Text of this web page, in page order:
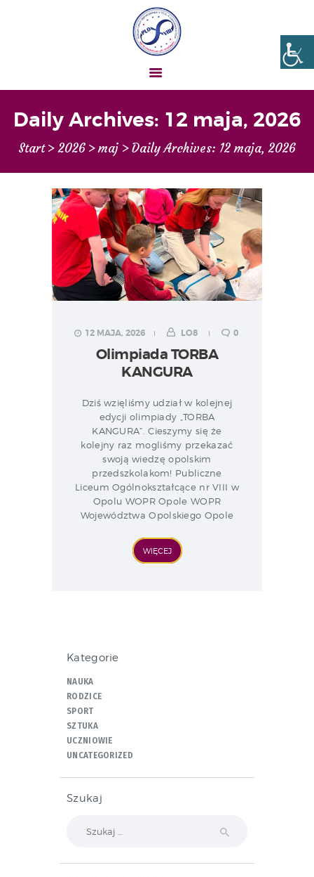
Daily Archives: 12 maja, 2026
Start 2026 maj Daily Archives: 12 maja, 2026
Liceum nr VIII Opole
AKTUALNOŚCI
OGŁOSZENIA
UCZEŃ – RODZIC
O NAS
MATURA
REKRUTACJA
PROJEKTY
GALERIA ZDJĘĆ
12 MAJA, 2026 LO8 0
Olimpiada TORBA
KANGURA
Dziś wzięliśmy udział w kolejnej
edycji olimpiady „TORBA
KANGURA”. Cieszymy się że
kolejny raz mogliśmy przekazać
swoją wiedzę opolskim
przedszkolakom! Publiczne
Liceum Ogólnokształcące nr VIII w
Opolu WOPR Opole WOPR
Województwa Opolskiego Opole
WIĘCEJ
Kategorie
NAUKA
RODZICE
SPORT
SZTUKA
UCZNIOWIE
UNCATEGORIZED
Szukaj